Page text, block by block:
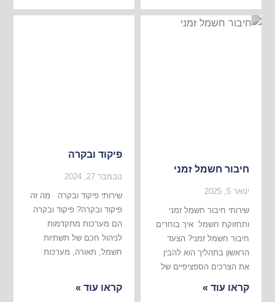
חיבור חשמל זמני
ינואר 5, 2025
שירותי חיבור חשמל זמני
ותחזוקת חשמל איך בוחרים
חיבור חשמל זמני? הצעד
הראשון בתהליך הוא להבין
את הצרכים הספציפיים של
קראו עוד »
פיקוד ובקרה
נובמבר 27, 2024
שירותי פיקוד ובקרה מה זה
פיקוד ובקרה? פיקוד ובקרה
הם מערכות מתקדמות
לניהול חכם של תשתיות
חשמל, תאורה, מערכות
קראו עוד »